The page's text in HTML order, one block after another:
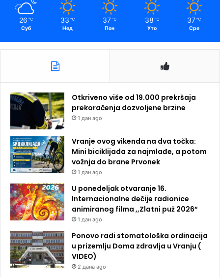
26 ℃
Суб
33 ℃
Нед
37 ℃
Пон
38 ℃
Уто
37 ℃
Сре
Otkriveno više od 19.000 prekršaja
prekoračenja dozvoljene brzine
1 дан ago
Vranje ovog vikenda na dva točka:
Mini biciklijada za najmlađe, a potom
vožnja do brane Prvonek
1 дан ago
U ponedeljak otvaranje 16.
Internacionalne dečije radionice
animiranog filma ,,Zlatni puž 2026“
1 дан ago
Ponovo radi stomatološka ordinacija
u prizemlju Doma zdravlja u Vranju (
VIDEO)
2 дана ago